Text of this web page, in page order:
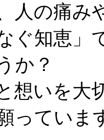
人の痛み
ぐ知恵」
か？
想いを大
っていま